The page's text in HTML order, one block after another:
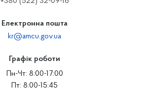
Електронна пошта
kr@amcu.gov.ua
Графік роботи
Пн-Чт: 8:00-17:00
Пт: 8:00-15:45